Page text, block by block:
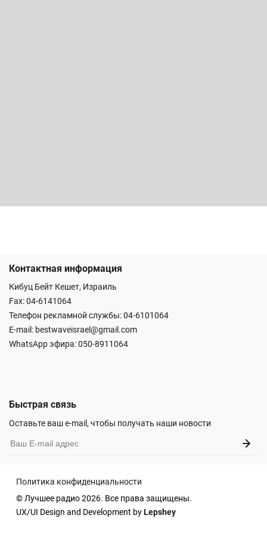
Контактная информация
Кибуц Бейт Кешет, Израиль
Fax: 04-6141064
Телефон рекламной службы: 04-6101064
E-mail: bestwaveisrael@gmail.com
WhatsApp эфира:050-8911064
Быстрая связь
Оставьте ваш e-mail, чтобы получать наши новости
Политика конфиденциальности
© Лучшее радио 2026. Все права защищены.
UX/UI Design and Development byLepshey